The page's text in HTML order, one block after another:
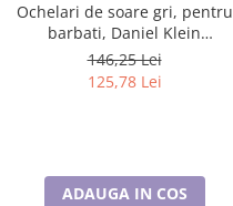
Ochelari de soare gri, pentru
barbati, Daniel Klein
Sunglasses, DK3254-3
146,25 Lei
125,78 Lei
ADAUGA IN COS